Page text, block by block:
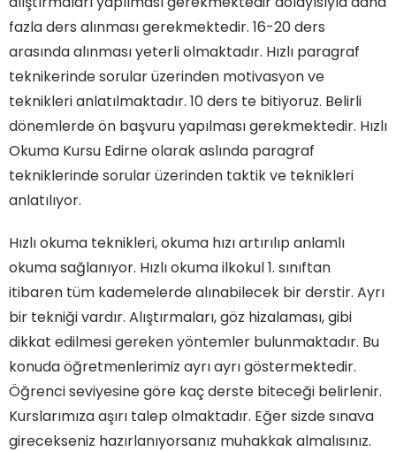
fazla ders alınması gerekmektedir. 16-20 ders
arasında alınması yeterli olmaktadır. Hızlı paragraf
teknikerinde sorular üzerinden motivasyon ve
teknikleri anlatılmaktadır. 10 ders te bitiyoruz. Belirli
dönemlerde ön başvuru yapılması gerekmektedir. Hızlı
Okuma Kursu Edirne olarak aslında paragraf
tekniklerinde sorular üzerinden taktik ve teknikleri
anlatılıyor.
Hızlı okuma teknikleri, okuma hızı artırılıp anlamlı
okuma sağlanıyor. Hızlı okuma ilkokul 1. sınıftan
itibaren tüm kademelerde alınabilecek bir derstir. Ayrı
bir tekniği vardır. Alıştırmaları, göz hizalaması, gibi
dikkat edilmesi gereken yöntemler bulunmaktadır. Bu
konuda öğretmenlerimiz ayrı ayrı göstermektedir.
Öğrenci seviyesine göre kaç derste biteceği belirlenir.
Kurslarımıza aşırı talep olmaktadır. Eğer sizde sınava
girecekseniz hazırlanıyorsanız muhakkak almalısınız.